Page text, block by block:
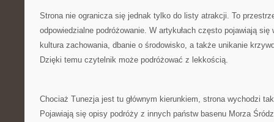
Strona nie ogranicza się jednak tylko do listy atrakcji. To
odpowiedzialne podróżowanie. W artykułach często pojawiają
kultura zachowania, dbanie o środowisko, a także unikanie
Dzięki temu czytelnik może podróżować z lekkością.
Chociaż Tunezja jest tu głównym kierunkiem, strona wychodzi
Pojawiają się opisy podróży z innych państw basenu Morza